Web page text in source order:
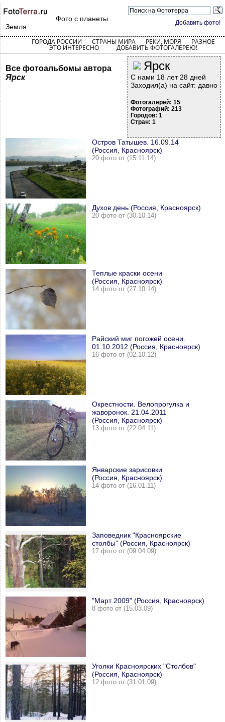
Добавить фото!
Фото с планеты
Земля
ГОРОДА РОССИИ СТРАНЫ МИРА РЕКИ, МОРЯ РАЗНОЕ
ЭТО ИНТЕРЕСНО ДОБАВИТЬ ФОТОГАЛЕРЕЮ!
Ярск
С нами 18 лет 28 дней
Заходил(а) на сайт: давно
Фотогалерей: 15
Фотографий: 213
Городов: 1
Стран: 1
Все фотоальбомы автора
Ярск
Остров Татышев. 16.09.14
(Россия, Красноярск)
20 фото от (15.11.14)
Духов день (Россия, Красноярск)
20 фото от (30.10.14)
Теплые краски осени
(Россия, Красноярск)
14 фото от (27.10.14)
Райский миг погожей осени.
01.10.2012 (Россия, Красноярск)
16 фото от (02.10.12)
Окрестности. Велопрогулка и
жаворонок. 21.04.2011
(Россия, Красноярск)
13 фото от (22.04.11)
Январские зарисовки
(Россия, Красноярск)
14 фото от (16.01.11)
Заповедник "Красноярские
столбы" (Россия, Красноярск)
17 фото от (09.04.09)
"Март 2009" (Россия, Красноярск)
8 фото от (15.03.09)
Уголки Красноярских "Столбов"
(Россия, Красноярск)
12 фото от (31.01.09)